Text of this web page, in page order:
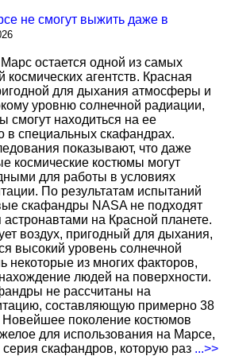
не смогут выжить даже в
остается одной из самых
агентств. Красная
для дыхания атмосферы и
уровню солнечной радиации,
смогут находиться на ее
в специальных скафандрах.
показывают, что даже
космические костюмы могут
для работы в условиях
По результатам испытаний
скафандры NASA не подходят
астронавтами на Красной планете.
воздух, пригодный для дыхания,
высокий уровень солнечной
некоторые из многих факторов,
людей на поверхности.
не рассчитаны на
составляющую примерно 38
Новейшее поколение костюмов
для использования на Марсе,
скафандров, которую раз ...>>